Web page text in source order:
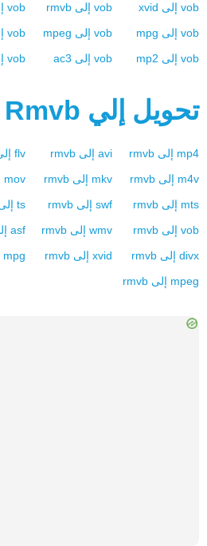
vob إلى xvid
vob إلى rmvb
vob
vob إلى mpg
vob إلى mpeg
vob
vob إلى mp2
vob إلى ac3
vob
تحويل إلي Rmvb
mp4 إلى rmvb
avi إلى rmvb
flv
m4v إلى rmvb
mkv إلى rmvb
mov
mts إلى rmvb
swf إلى rmvb
ts
vob إلى rmvb
wmv إلى rmvb
asf
divx إلى rmvb
xvid إلى rmvb
mpg
mpeg إلى rmvb